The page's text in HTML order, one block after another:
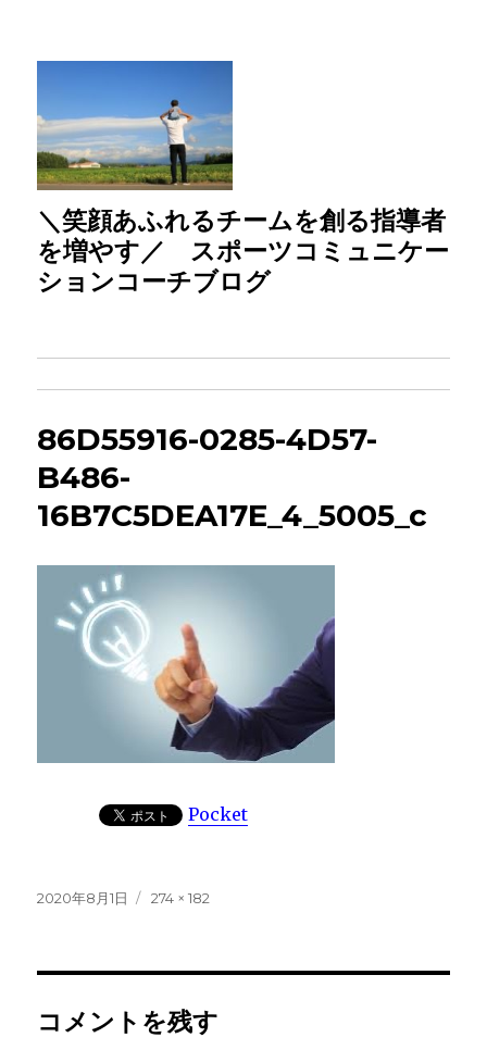
＼笑顔あふれるチームを創る指導者
を増やす／ スポーツコミュニケー
ションコーチブログ
86D55916-0285-4D57-
B486-
16B7C5DEA17E_4_5005_c
Pocket
投
2020年8月1日
フ
274 × 182
コメントを残す